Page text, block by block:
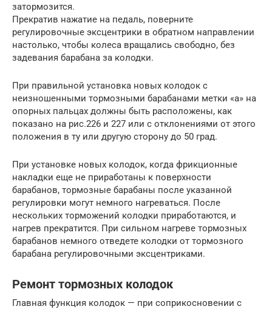
затормозится.
Прекратив нажатие на педаль, поверните
регулировочные эксцентрики в обратном направлении
настолько, чтобы колеса вращались свободно, без
задевания барабана за колодки.
При правильной установка новых колодок с
неизношенными тормозными барабанами метки «а» на
опорных пальцах должны быть расположены, как
показано на рис.226 и 227 или с отклонениями от этого
положения в ту или другую сторону до 50 град.
При установке новых колодок, когда фрикционные
накладки еще не приработаны к поверхности
барабанов, тормозные барабаны после указанной
регулировки могут немного нагреваться. После
нескольких торможений колодки приработаются, и
нагрев прекратится. При сильном нагреве тормозных
барабанов немного отведете колодки от тормозного
барабана регулировочными эксцентриками.
Ремонт тормозных колодок
Главная функция колодок — при соприкосновении с